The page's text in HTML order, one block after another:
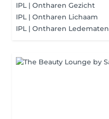
IPL | Ontharen Gezicht
IPL | Ontharen Lichaam
IPL | Ontharen Ledematen